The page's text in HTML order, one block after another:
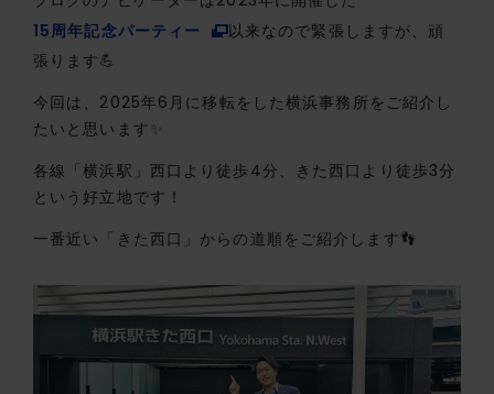
15周年記念パーティー
以来なので緊張しますが、頑
張ります💪
今回は、2025年6月に移転をした横浜事務所をご紹介し
たいと思います✨
各線「横浜駅」西口より徒歩4分、きた西口より徒歩3分
という好立地です！
一番近い「きた西口」からの道順をご紹介します👣